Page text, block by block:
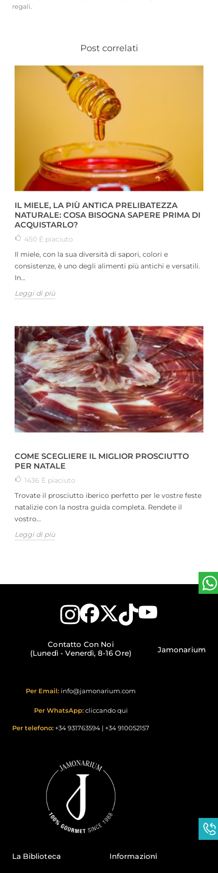
regali.
Post correlati
IL MIELE, LA PIÙ ANTICA PRELIBATEZZA
NATURALE: COSA BISOGNA SAPERE PRIMA DI
ACQUISTARLO?
450 È piaciuto
Il miele, con la sua diversità di sapori, colori e
consistenze, è uno degli alimenti più antichi e versatili.
In...
Leggi di più
COME SCEGLIERE IL MIGLIOR PROSCIUTTO
PER NATALE
1436 È piaciuto
Trovate il prosciutto iberico perfetto per le vostre feste
natalizie con la nostra guida completa. Rendete il
vostro...
Leggi di più
Contatto Con Noi
(Lunedì - Venerdì, 8-16 Ore)
Per Email: info@jamonarium.com
Per WhatsApp: cliccando qui
Per telefono: +34 931763594 | +34 910052157
Jamonarium
La Biblioteca Informazioni